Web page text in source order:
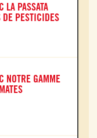
LA PASSATA
PESTICIDES
NOTRE GAMME